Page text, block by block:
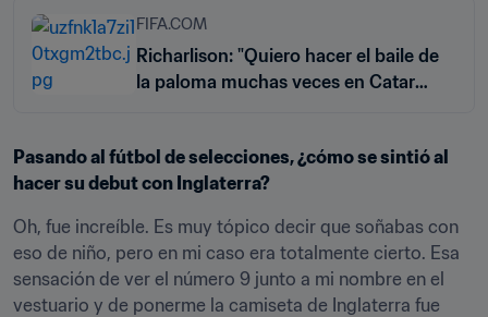
FIFA.COM
Richarlison: "Quiero hacer el baile de
la paloma muchas veces en Catar
Pasando al fútbol de selecciones, ¿cómo se sintió al
hacer su debut con Inglaterra?
Oh, fue increíble. Es muy tópico decir que soñabas con
eso de niño, pero en mi caso era totalmente cierto. Esa
sensación de ver el número 9 junto a mi nombre en el
vestuario y de ponerme la camiseta de Inglaterra fue